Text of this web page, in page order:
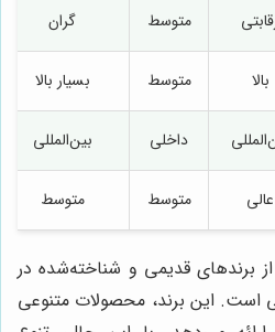
متوسط گران
بالا متوسط بسیار بالا
داخلی بین‌المللی
عالی متوسط متوسط
برندهای قدیمی و شناخته‌شده در
است. این برند، محصولات متنوعی